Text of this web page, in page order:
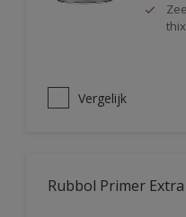
Vergelijk
Rubbol Primer Extra